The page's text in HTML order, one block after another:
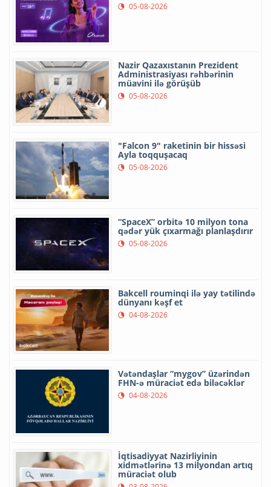
05-08-2026
Nazir Qazaxıstanın Prezident
Administrasiyası rəhbərinin
müavini ilə görüşüb
05-08-2026
"Falcon 9" raketinin bir hissəsi
Ayla toqquşacaq
05-08-2026
“SpaceX” orbitə 10 milyon tona
qədər yük çıxarmağı planlaşdırır
05-08-2026
Bakcell rouminqi ilə yay tətilində
dünyanı kəşf et
04-08-2026
Vətəndaşlar “mygov” üzərindən
FHN-ə müraciət edə biləcəklər
04-08-2026
İqtisadiyyat Nazirliyinin
xidmətlərinə 13 milyondan artıq
müraciət olub